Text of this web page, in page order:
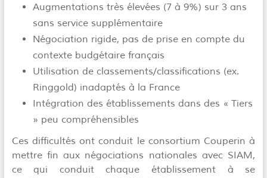
Augmentations très élevées (7 à 9%) sur 3 ans
sans service supplémentaire
Négociation rigide, pas de prise en compte du
contexte budgétaire français
Utilisation de classements/classifications (ex.
Ringgold) inadaptés à la France
Intégration des établissements dans des « Tiers
» peu compréhensibles
Ces difficultés ont conduit le consortium Couperin à
mettre fin aux négociations nationales avec SIAM,
ce qui conduit chaque établissement à se